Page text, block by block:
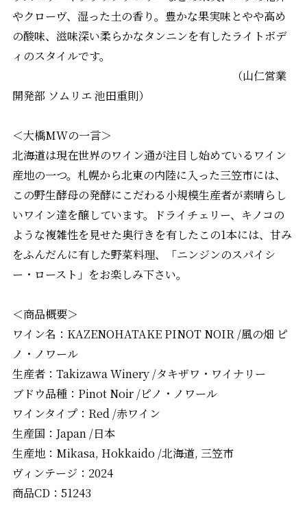
やクローヴ、湿った土の香り。豊かな果実味とやや高め
の酸味、滋味深い柔らかなタンニンを有したライトボデ
ィのスタイルです。
（山仁営業
開発部 ソムリエ 池田重則）
＜大橋MWの一言＞
北海道は現在世界のワイン通が注目し始めているワイン
産地の一つ。札幌から北東の内陸に入った三笠市には、
この野生酵母の発酵にこだわる小規模生産者が素晴らし
いワイン達を醸しています。ドライチェリー、キノコの
ような複雑性を見せた奥行きを有したこの1本には、甘み
をふんだんに有した野菜料理、「ニンジンのスパイシ
ー・ロースト」をお楽しみ下さい。
＜商品概要＞
ワイン名：KAZENOHATAKE PINOT NOIR /風の畑 ピ
ノ・ノワール
生産者：Takizawa Winery /タキザワ・ワイナリー
ブドウ品種：Pinot Noir /ピノ・ノワール
ワインタイプ：Red /赤ワイン
生産国：Japan /日本
生産地：Mikasa, Hokkaido /北海道, 三笠市
ヴィンテージ：2024
商品CD：51243